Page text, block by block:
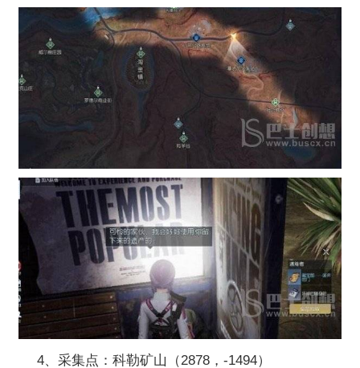
4、采集点：科勒矿山（2878，-1494）